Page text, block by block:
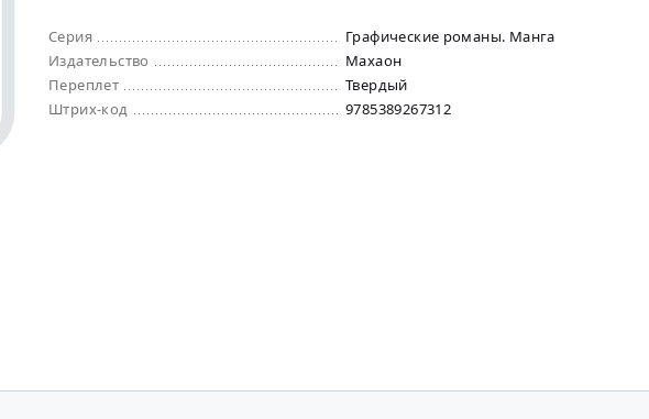
Серия
Графические романы. Манга
Издательство
Махаон
Переплет
Твердый
Штрих-код
9785389267312